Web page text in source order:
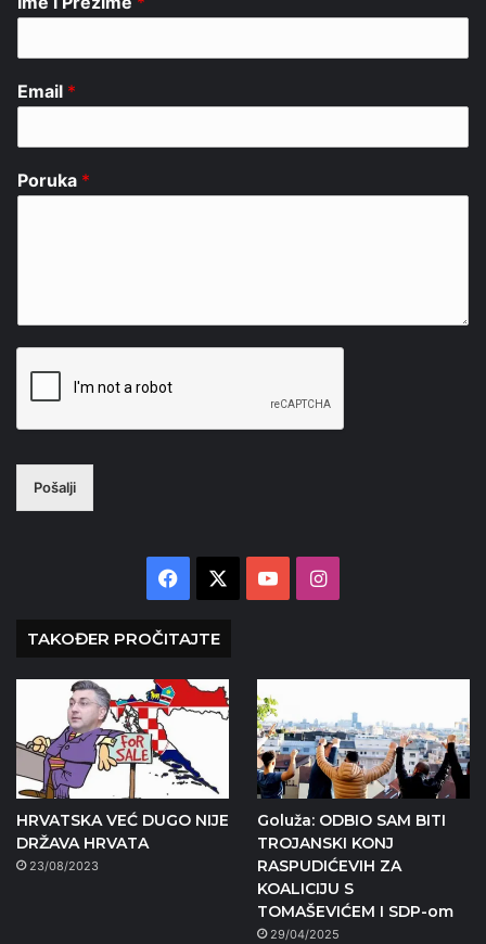
Email *
Poruka *
Pošalji
Facebook YouTubeInstagram
TAKOĐER PROČITAJTE
HRVATSKA VEĆ DUGO NIJE
DRŽAVA HRVATA
23/08/2023
Goluža: ODBIO SAM BITI
TROJANSKI KONJ
RASPUDIĆEVIH ZA
KOALICIJU S
TOMAŠEVIĆEM I SDP-om
29/04/2025